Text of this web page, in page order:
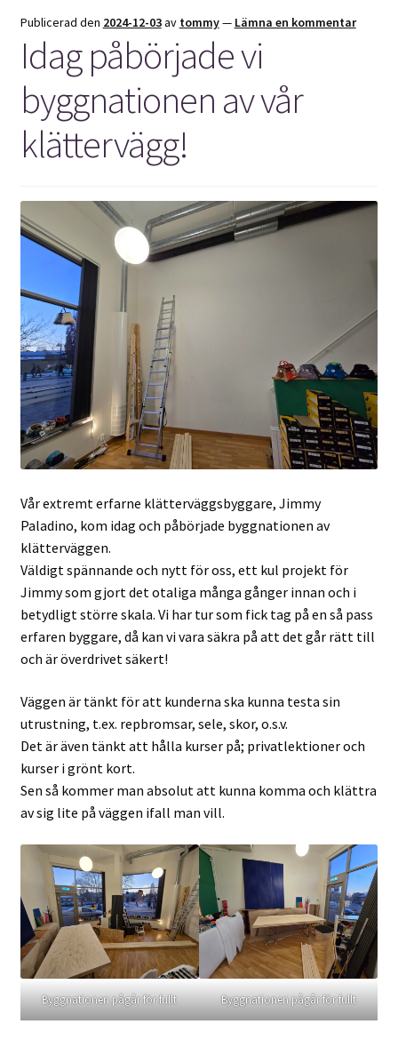
Publicerad den 2024-12-03av tommy— Lämna en kommentar
Idag påbörjade vi
byggnationen av vår
klättervägg!
Vår extremt erfarne klätterväggsbyggare, Jimmy
Paladino, kom idag och påbörjade byggnationen av
klätterväggen.
Väldigt spännande och nytt för oss, ett kul projekt för
Jimmy som gjort det otaliga många gånger innan och i
betydligt större skala. Vi har tur som fick tag på en så pass
erfaren byggare, då kan vi vara säkra på att det går rätt till
och är överdrivet säkert!
Väggen är tänkt för att kunderna ska kunna testa sin
utrustning, t.ex. repbromsar, sele, skor, o.s.v.
Det är även tänkt att hålla kurser på; privatlektioner och
kurser i grönt kort.
Sen så kommer man absolut att kunna komma och klättra
av sig lite på väggen ifall man vill.
Byggnationen pågår för fullt Byggnationen pågår för fullt